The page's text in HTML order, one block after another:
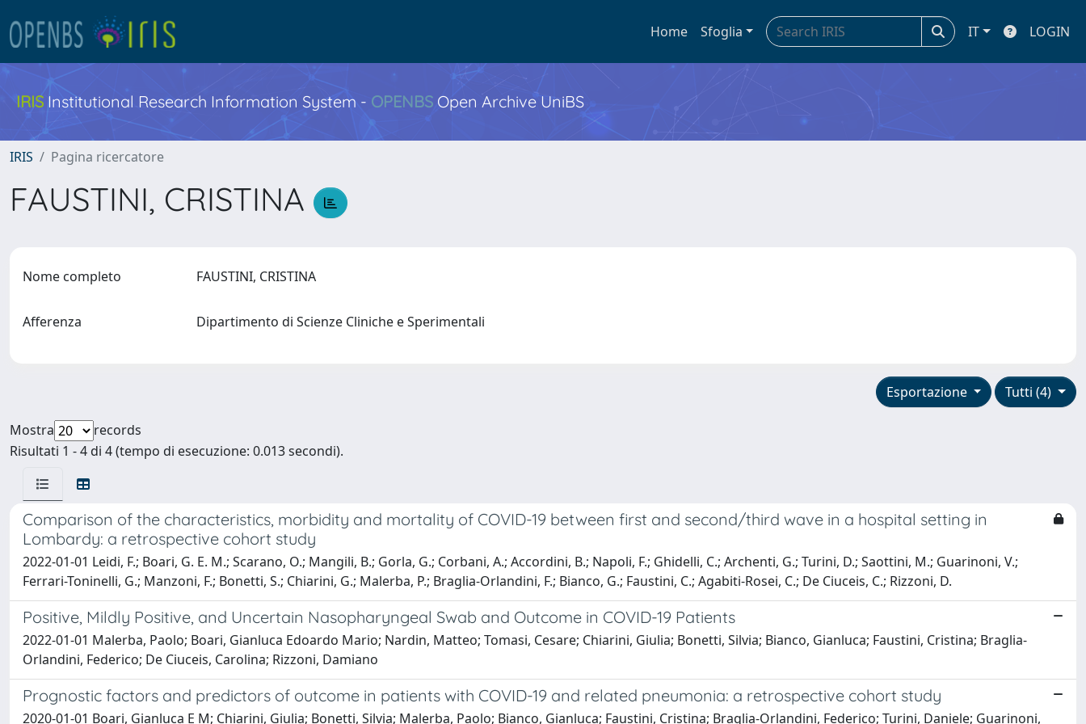
Home Sfoglia IT LOGIN
IRIS Institutional Research Information System - OPENBS Open Archive UniBS
IRIS Pagina ricercatore
FAUSTINI, CRISTINA
Nome completo FAUSTINI, CRISTINA
Afferenza Dipartimento di Scienze Cliniche e Sperimentali
Tutti (4)
Esportazione
Mostra
records
Risultati 1 - 4 di 4 (tempo di esecuzione: 0.013 secondi).
Comparison of the characteristics, morbidity and mortality of COVID-19 between first and second/third wave in a hospital setting in
Lombardy: a retrospective cohort study
2022-01-01 Leidi, F.; Boari, G. E. M.; Scarano, O.; Mangili, B.; Gorla, G.; Corbani, A.; Accordini, B.; Napoli, F.; Ghidelli, C.; Archenti, G.; Turini, D.; Saottini, M.; Guarinoni, V.;
Ferrari-Toninelli, G.; Manzoni, F.; Bonetti, S.; Chiarini, G.; Malerba, P.; Braglia-Orlandini, F.; Bianco, G.; Faustini, C.; Agabiti-Rosei, C.; De Ciuceis, C.; Rizzoni, D.
Positive, Mildly Positive, and Uncertain Nasopharyngeal Swab and Outcome in COVID-19 Patients
2022-01-01 Malerba, Paolo; Boari, Gianluca Edoardo Mario; Nardin, Matteo; Tomasi, Cesare; Chiarini, Giulia; Bonetti, Silvia; Bianco, Gianluca; Faustini, Cristina; Braglia-
Orlandini, Federico; De Ciuceis, Carolina; Rizzoni, Damiano
Prognostic factors and predictors of outcome in patients with COVID-19 and related pneumonia: a retrospective cohort study
2020-01-01 Boari, Gianluca E M; Chiarini, Giulia; Bonetti, Silvia; Malerba, Paolo; Bianco, Gianluca; Faustini, Cristina; Braglia-Orlandini, Federico; Turini, Daniele; Guarinoni,